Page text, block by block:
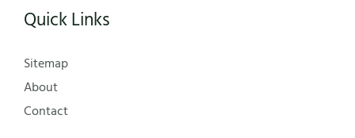
Quick Links
Sitemap
About
Contact